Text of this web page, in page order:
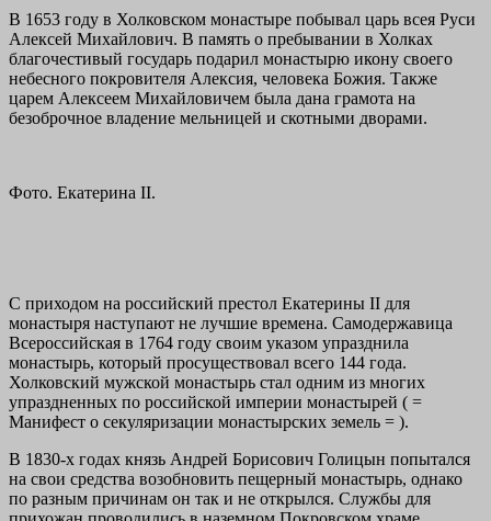
В 1653 году в Холковском монастыре побывал царь всея Руси
Алексей Михайлович. В память о пребывании в Холках
благочестивый государь подарил монастырю икону своего
небесного покровителя Алексия, человека Божия. Также
царем Алексеем Михайловичем была дана грамота на
безоброчное владение мельницей и скотными дворами.
Фото. Екатерина II.
С приходом на российский престол Екатерины II для
монастыря наступают не лучшие времена. Самодержавица
Всероссийская в 1764 году своим указом упразднила
монастырь, который просуществовал всего 144 года.
Холковский мужской монастырь стал одним из многих
упраздненных по российской империи монастырей ( =
Манифест о секуляризации монастырских земель = ).
В 1830-х годах князь Андрей Борисович Голицын попытался
на свои средства возобновить пещерный монастырь, однако
по разным причинам он так и не открылся. Службы для